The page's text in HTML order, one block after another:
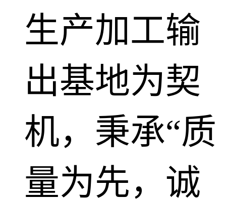
生产加工输
出基地为契
机，秉承“质
量为先，诚